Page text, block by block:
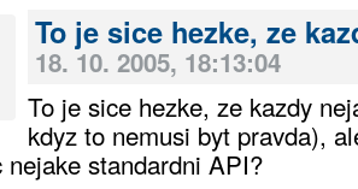
To je sice hezke, ze
18. 10. 2005, 18:13:04
To je sice hezke, ze kazdy
kdyz to nemusi byt pravda),
nejake standardni API?